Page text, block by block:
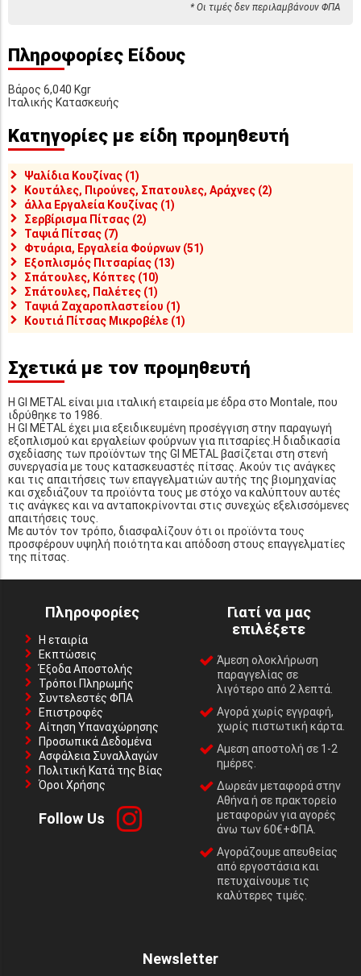
* Οι τιμές δεν περιλαμβάνουν ΦΠΑ
Πληροφορίες Είδους
Βάρος 6,040 Kgr
Ιταλικής Κατασκευής
Κατηγορίες με είδη προμηθευτή
Ψαλίδια Κουζίνας (1)
Κουτάλες, Πιρούνες, Σπατουλες, Αράχνες (2)
άλλα Εργαλεία Κουζίνας (1)
Σερβίρισμα Πίτσας (2)
Ταψιά Πίτσας (7)
Φτυάρια, Εργαλεία Φούρνων (51)
Εξοπλισμός Πιτσαρίας (13)
Σπάτουλες, Κόπτες (10)
Σπάτουλες, Παλέτες (1)
Ταψιά Ζαχαροπλαστείου (1)
Κουτιά Πίτσας Μικροβέλε (1)
Σχετικά με τον προμηθευτή
Η GI METAL είναι μια ιταλική εταιρεία με έδρα στο Montale, που
ιδρύθηκε το 1986.
Η GI METAL έχει μια εξειδικευμένη προσέγγιση στην παραγωγή
εξοπλισμού και εργαλείων φούρνων για πιτσαρίες.Η διαδικασία
σχεδίασης των προϊόντων της GI METAL βασίζεται στη στενή
συνεργασία με τους κατασκευαστές πίτσας. Ακούν τις ανάγκες
και τις απαιτήσεις των επαγγελματιών αυτής της βιομηχανίας
και σχεδιάζουν τα προϊόντα τους με στόχο να καλύπτουν αυτές
τις ανάγκες και να ανταποκρίνονται στις συνεχώς εξελισσόμενες
απαιτήσεις τους.
Με αυτόν τον τρόπο, διασφαλίζουν ότι οι προϊόντα τους
προσφέρουν υψηλή ποιότητα και απόδοση στους επαγγελματίες
της πίτσας.
Πληροφορίες
Η εταιρία
Εκπτώσεις
Έξοδα Αποστολής
Τρόποι Πληρωμής
Συντελεστές ΦΠΑ
Επιστροφές
Αίτηση Υπαναχώρησης
Προσωπικά Δεδομένα
Ασφάλεια Συναλλαγών
Πολιτική Κατά της Βίας
Όροι Χρήσης
Follow Us
Γιατί να μας
επιλέξετε
Άμεση ολοκλήρωση
παραγγελίας σε
λιγότερο από 2 λεπτά.
Αγορά χωρίς εγγραφή,
χωρίς πιστωτική κάρτα.
Αμεση αποστολή σε 1-2
ημέρες.
Δωρεάν μεταφορά στην
Αθήνα ή σε πρακτορείο
μεταφορών για αγορές
άνω των 60€+ΦΠΑ.
Αγοράζουμε απευθείας
από εργοστάσια και
πετυχαίνουμε τις
καλύτερες τιμές.
Newsletter